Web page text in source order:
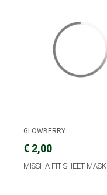
GLOWBERRY
€ 2,00
MISSHA FIT SHEET MASK